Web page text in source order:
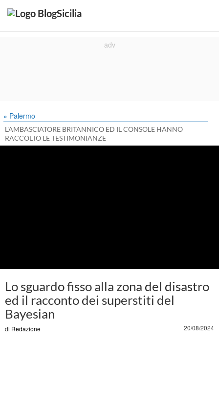
» Palermo
L'AMBASCIATORE BRITANNICO ED IL CONSOLE HANNO
RACCOLTO LE TESTIMONIANZE
Lo sguardo fisso alla zona del disastro
ed il racconto dei superstiti del
Bayesian
di Redazione 20/08/2024